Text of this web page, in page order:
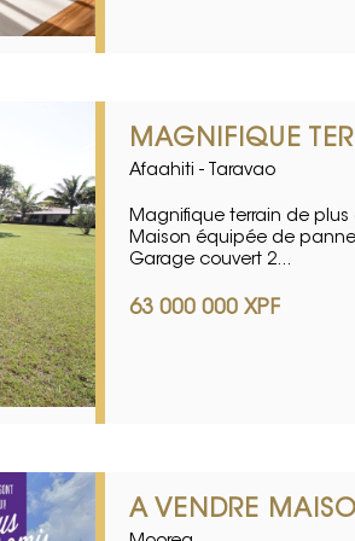
MAGNIFIQUE
Afaahiti - Taravao
Magnifique terrain de plus
Maison équipée de
Garage couvert 2...
63 000 000 XPF
A VENDRE